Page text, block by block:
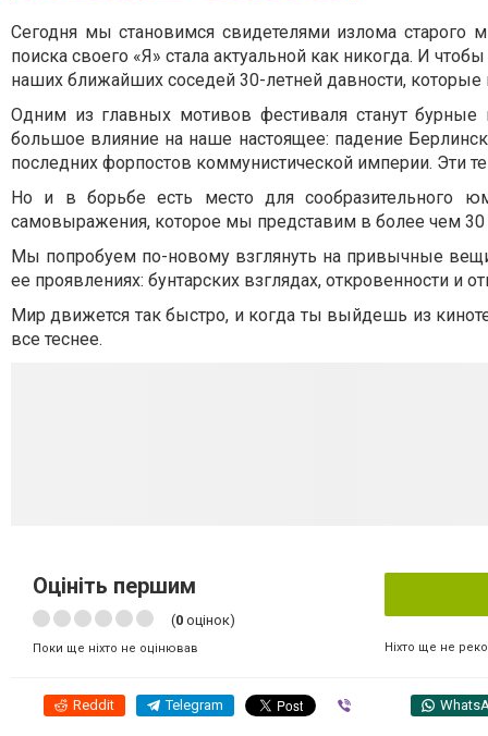
Сегодня мы становимся свидетелями излома старого
поиска своего «Я» стала актуальной как никогда. И
наших ближайших соседей 30-летней давности,
Одним из главных мотивов фестиваля станут
большое влияние на наше настоящее: падение
последних форпостов коммунистической империи. Эти
Но и в борьбе есть место для сообразительного
самовыражения, которое мы представим в более чем 30
Мы попробуем по-новому взглянуть на привычные
ее проявлениях: бунтарских взглядах, откровенности и
Мир движется так быстро, и когда ты выйдешь из
все теснее.
Оцініть першим
(0 оцінок)
Поки ще ніхто не оцінював Ніхто ще не
Reddit Telegram